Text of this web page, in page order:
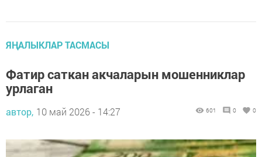
ЯҢАЛЫКЛАР ТАСМАСЫ
Фатир саткан акчаларын мошенниклар
урлаган
автор, 10 май 2026 - 14:27 601 0 0